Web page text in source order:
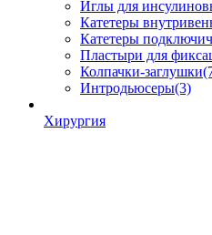
Иглы для
Катетеры
Катетеры
Пластыри для
Колпачки-заглушки
Интродьюсеры(3)
Хирургия